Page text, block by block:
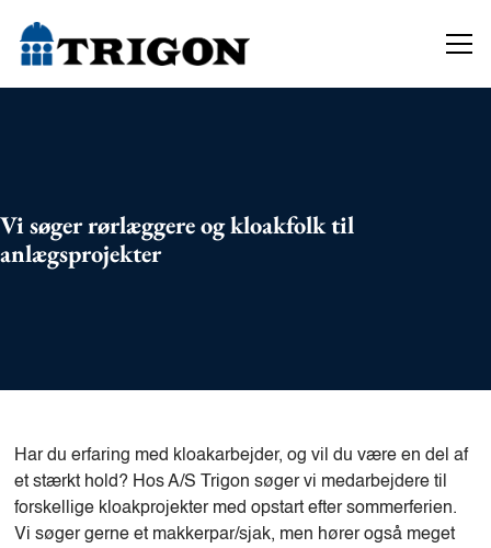
Vi søger rørlæggere og kloakfolk til
anlægsprojekter
Har du erfaring med kloakarbejder, og vil du være en del af
et stærkt hold? Hos A/S Trigon søger vi medarbejdere til
forskellige kloakprojekter med opstart efter sommerferien.
Vi søger gerne et makkerpar/sjak, men hører også meget